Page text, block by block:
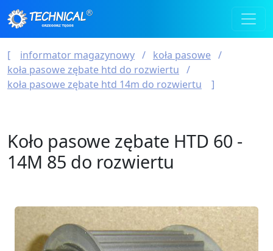
informator magazynowy
koła pasowe
koła pasowe zębate htd do rozwiertu
koła pasowe zębate htd 14m do rozwiertu
Koło pasowe zębate HTD 60 -
14M 85 do rozwiertu